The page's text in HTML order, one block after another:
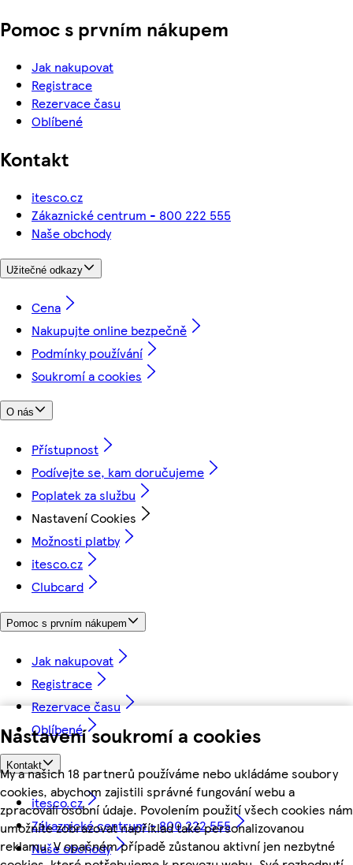
Nastavení soukromí a cookies
My a našich 18 partnerů používáme nebo ukládáme soubory
cookies, abychom zajistili správné fungování webu a
zpracovali osobní údaje. Povolením použití všech cookies nám
umožníte zobrazovat například také personalizovanou
reklamu. V opačném případě zůstanou aktivní jen nezbytné
Pomoc s prvním nákupem
Jak nakupovat
Registrace
Rezervace času
Oblíbené
Kontakt
itesco.cz
Zákaznické centrum - 800 222 555
Naše obchody
Užitečné odkazy
Cena
Nakupujte online bezpečně
Podmínky používání
Soukromí a cookies
O nás
Přístupnost
Podívejte se, kam doručujeme
Poplatek za službu
Nastavení Cookies
Možnosti platby
itesco.cz
Clubcard
Pomoc s prvním nákupem
Jak nakupovat
Registrace
Rezervace času
Oblíbené
Kontakt
itesco.cz
Zákaznické centrum - 800 222 555
Naše obchody